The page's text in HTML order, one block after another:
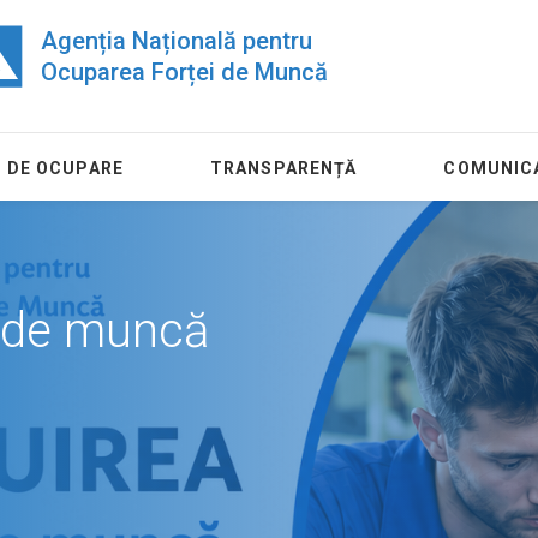
Agenția Națională pentru
Ocuparea Forței de Muncă
DE OCUPARE TRANSPARENȚĂ
muncă